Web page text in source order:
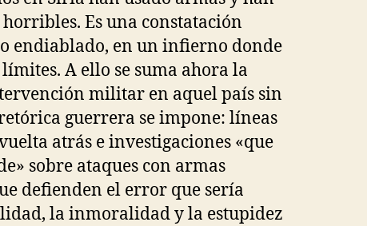
Es una constatación
endiablado, en un infierno donde
A ello se suma ahora la
militar en aquel país sin
guerrera se impone: líneas
atrás e investigaciones «que
sobre ataques con armas
defienden el error que sería
la inmoralidad y la estupidez